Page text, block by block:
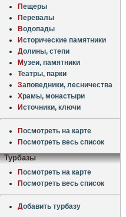
Пещеры
Перевалы
Водопады
Исторические памятники
Долины, степи
Музеи, памятники
Театры, парки
Заповедники, лесничества
Храмы, монастыри
Источники, ключи
Посмотреть на карте
Посмотреть весь список
Турбазы
Посмотреть на карте
Посмотреть весь список
Добавить турбазу